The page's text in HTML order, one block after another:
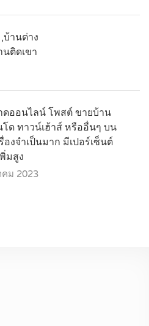
บ้านต่าง
นติดเขา
ดออนไลน์ โพสต์ ขายบ้าน
ด ทาวน์เฮ้าส์ หรืออื่นๆ บน
องจำเป็นมาก มีเปอร์เซ็นต์
มสูง
คม 2023